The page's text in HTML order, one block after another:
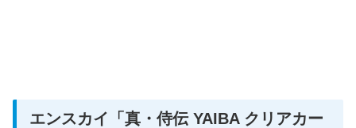
エンスカイ「真・侍伝 YAIBA クリアカー